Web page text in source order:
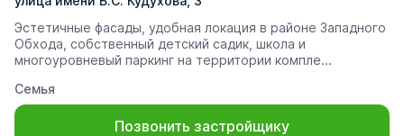
Эстетичные фасады, удобная локация в районе Западного
Обхода, собственный детский садик, школа и
многоуровневый паркинг на территории компле...
Семья
Позвонить застройщику